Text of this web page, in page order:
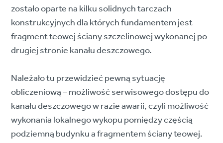
zostało oparte na kilku solidnych tarczach
konstrukcyjnych dla których fundamentem jest
fragment teowej ściany szczelinowej wykonanej po
drugiej stronie kanału deszczowego.
Należało tu przewidzieć pewną sytuację
obliczeniową – możliwość serwisowego dostępu do
kanału deszczowego w razie awarii, czyli możliwość
wykonania lokalnego wykopu pomiędzy częścią
podziemną budynku a fragmentem ściany teowej.